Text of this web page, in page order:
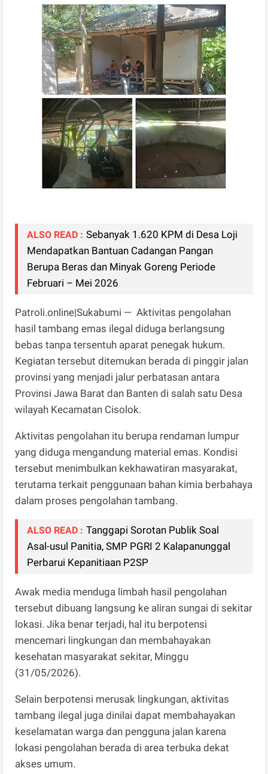
ALSO READ : Sebanyak 1.620 KPM di Desa Loji
Mendapatkan Bantuan Cadangan Pangan
Berupa Beras dan Minyak Goreng Periode
Februari – Mei 2026
Patroli.online|Sukabumi — Aktivitas pengolahan
hasil tambang emas ilegal diduga berlangsung
bebas tanpa tersentuh aparat penegak hukum.
Kegiatan tersebut ditemukan berada di pinggir jalan
provinsi yang menjadi jalur perbatasan antara
Provinsi Jawa Barat dan Banten di salah satu Desa
wilayah Kecamatan Cisolok.
Aktivitas pengolahan itu berupa rendaman lumpur
yang diduga mengandung material emas. Kondisi
tersebut menimbulkan kekhawatiran masyarakat,
terutama terkait penggunaan bahan kimia berbahaya
dalam proses pengolahan tambang.
ALSO READ : Tanggapi Sorotan Publik Soal
Asal-usul Panitia, SMP PGRI 2 Kalapanunggal
Perbarui Kepanitiaan P2SP
Awak media menduga limbah hasil pengolahan
tersebut dibuang langsung ke aliran sungai di sekitar
lokasi. Jika benar terjadi, hal itu berpotensi
mencemari lingkungan dan membahayakan
kesehatan masyarakat sekitar, Minggu
(31/05/2026).
Selain berpotensi merusak lingkungan, aktivitas
tambang ilegal juga dinilai dapat membahayakan
keselamatan warga dan pengguna jalan karena
lokasi pengolahan berada di area terbuka dekat
akses umum.